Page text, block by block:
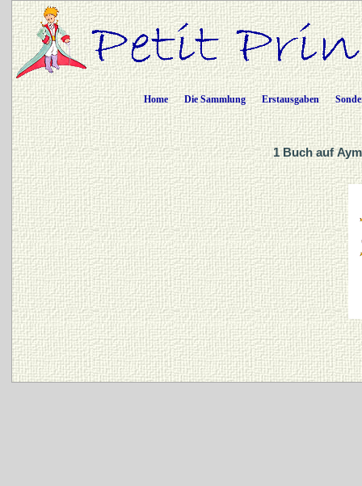
Home Die Sammlung Erstausgaben
1 Buch auf